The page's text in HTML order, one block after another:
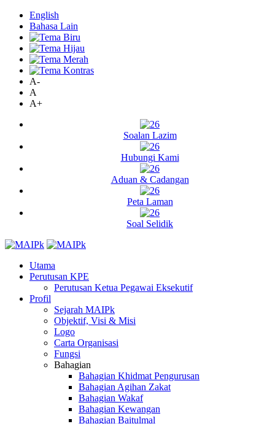
English
Bahasa Lain
A-
A
A+
Soalan Lazim
Hubungi Kami
Aduan & Cadangan
Peta Laman
Soal Selidik
Utama
Perutusan KPE
Perutusan Ketua Pegawai Eksekutif
Profil
Sejarah MAIPk
Objektif, Visi & Misi
Logo
Carta Organisasi
Fungsi
Bahagian
Bahagian Khidmat Pengurusan
Bahagian Agihan Zakat
Bahagian Wakaf
Bahagian Kewangan
Bahagian Baitulmal